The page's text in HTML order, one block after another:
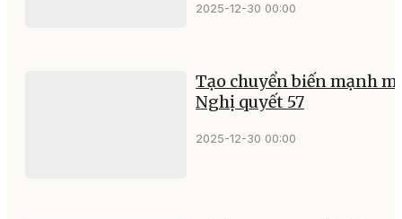
2025-12-30 00:00
Tạo chuyển biến mạnh
Nghị quyết 57
2025-12-30 00:00